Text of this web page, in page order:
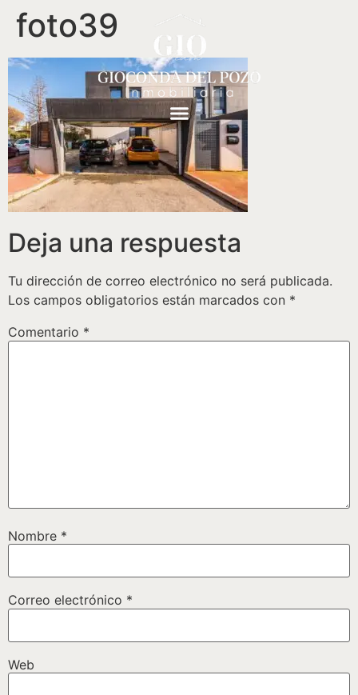
foto39
Deja una respuesta
Tu dirección de correo electrónico no será publicada.
Los campos obligatorios están marcados con *
Comentario *
Nombre *
Correo electrónico *
Web